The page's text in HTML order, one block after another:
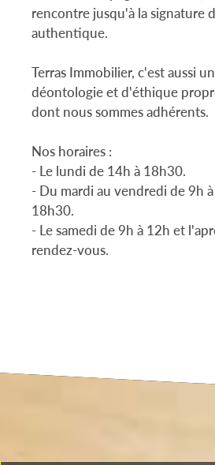
rencontre jusqu'à la signature
authentique.
Terras Immobilier, c'est aussi
déontologie et d'éthique
dont nous sommes adhérents.
Nos horaires :
- Le lundi de 14h à 18h30.
- Du mardi au vendredi de 9h
18h30.
- Le samedi de 9h à 12h et
rendez-vous.